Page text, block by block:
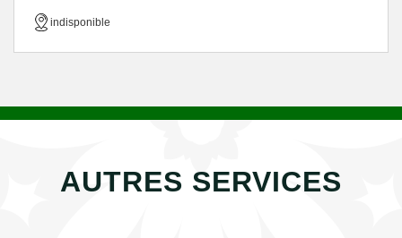
indisponible
AUTRES SERVICES